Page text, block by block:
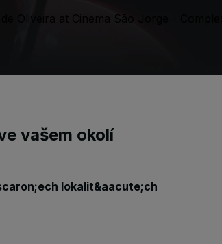
de Oliveira at Cinema São Jorge - Complex
vašem okolí
lokalit&aacute;ch